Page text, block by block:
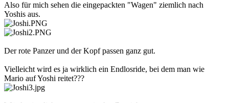
Also für mich sehen die eingepackten "Wagen" ziemlich nach
Yoshis aus.
Der rote Panzer und der Kopf passen ganz gut.
Vielleicht wird es ja wirklich ein Endlosride, bei dem man wie
Mario auf Yoshi reitet???